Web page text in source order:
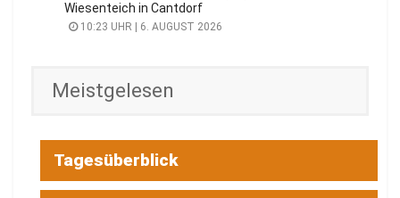
Wiesenteich in Cantdorf
10:23 UHR | 6. AUGUST 2026
Meistgelesen
Tagesüberblick